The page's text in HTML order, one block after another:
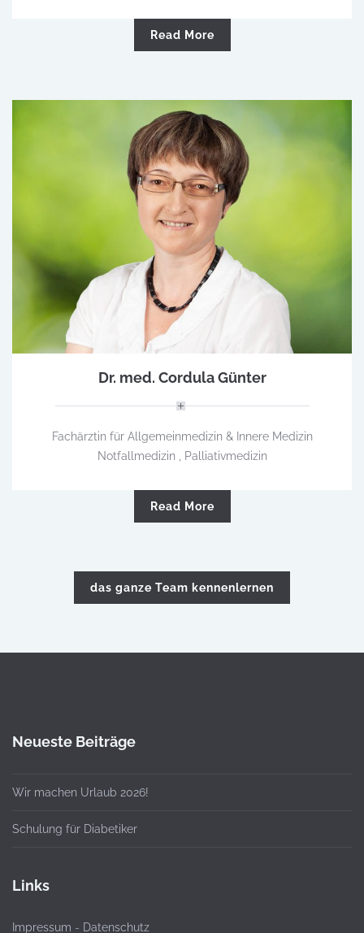
Read More
Dr. med. Cordula Günter
Fachärztin für Allgemeinmedizin & Innere Medizin
Notfallmedizin , Palliativmedizin
Read More
das ganze Team kennenlernen
Neueste Beiträge
Wir machen Urlaub 2026!
Schulung für Diabetiker
Links
Impressum - Datenschutz